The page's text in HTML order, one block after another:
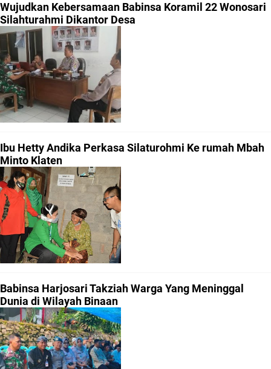
Wujudkan Kebersamaan Babinsa Koramil 22 Wonosari
Silahturahmi Dikantor Desa
Ibu Hetty Andika Perkasa Silaturohmi Ke rumah Mbah
Minto Klaten
Babinsa Harjosari Takziah Warga Yang Meninggal
Dunia di Wilayah Binaan